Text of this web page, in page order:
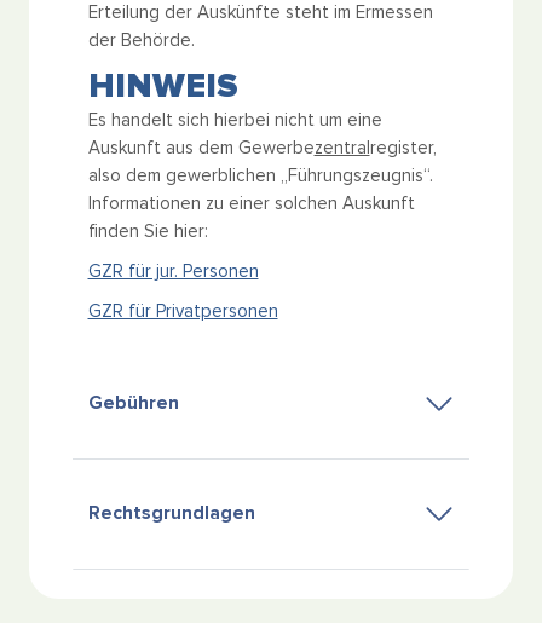
Erteilung der Auskünfte steht im Ermessen
der Behörde.
HINWEIS
Es handelt sich hierbei nicht um eine
Auskunft aus dem Gewerbezentralregister,
also dem gewerblichen „Führungszeugnis“.
Informationen zu einer solchen Auskunft
finden Sie hier:
GZR für jur. Personen
GZR für Privatpersonen
Gebühren
Rechtsgrundlagen